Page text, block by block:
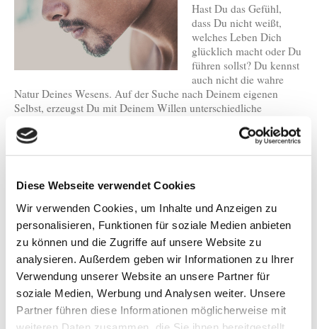
Diese Webseite verwendet Cookies
Wir verwenden Cookies, um Inhalte und Anzeigen zu
personalisieren, Funktionen für soziale Medien anbieten
zu können und die Zugriffe auf unsere Website zu
analysieren. Außerdem geben wir Informationen zu Ihrer
Verwendung unserer Website an unsere Partner für
soziale Medien, Werbung und Analysen weiter. Unsere
Partner führen diese Informationen möglicherweise mit
Hast Du das Gefühl,
dass Du nicht weißt,
welches Leben Dich
glücklich macht oder Du
führen sollst? Du kennst
auch nicht die wahre
Natur Deines Wesens. Auf der Suche nach Deinem eigenen
Selbst, erzeugst Du mit Deinem Willen unterschiedliche
geht es weiter ...
Manipulation!
Wahrheit oder Lüge?
Ganz viele Menschen
haben das Gefühl, dass
sie manipuliert werden!
Diese Manipulation wird
im Außen in
verschiedensten Lebensthemen sichtbar sein. Dies ist jedoch nur
der Ausdruck dessen, was wir in uns tragen, das Gefühl der